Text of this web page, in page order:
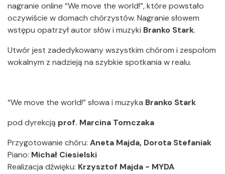
nagranie online “We move the world!”, które powstało
oczywiście w domach chórzystów. Nagranie słowem
wstępu opatrzył autor słów i muzyki Branko Stark.
Utwór jest zadedykowany wszystkim chórom i zespołom
wokalnym z nadzieją na szybkie spotkania w realu.
“We move the world!” słowa i muzyka Branko Stark
pod dyrekcją prof. Marcina Tomczaka
Przygotowanie chóru: Aneta Majda, Dorota Stefaniak
Piano: Michał Ciesielski
Realizacja dźwięku: Krzysztof Majda - MYDA